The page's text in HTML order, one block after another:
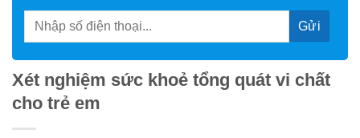
Xét nghiệm sức khoẻ tổng quát vi chất
cho trẻ em